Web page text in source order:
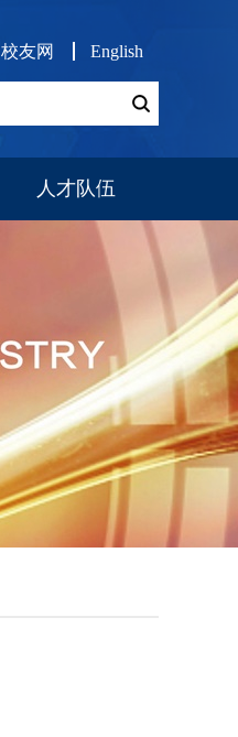
校友网 English
人才队伍
博后工作
队伍建设
人才招聘